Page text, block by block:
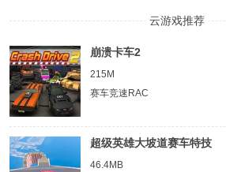
云游戏推荐
崩溃卡车2
215M
赛车竞速RAC
超级英雄大坡道赛车特技
46.4MB